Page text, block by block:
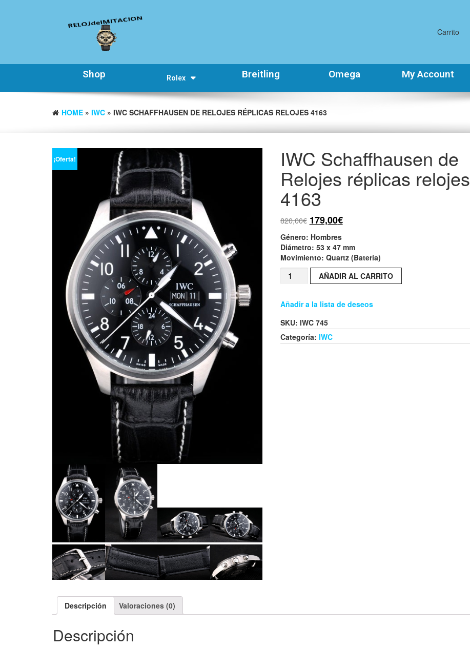
Carrito
Shop Rolex Breitling Omega My Account
HOME » IWC » IWC SCHAFFHAUSEN DE RELOJES RÉPLICAS RELOJES 4163
¡Oferta! IWC Schaffhausen de
Relojes réplicas relojes
4163
820,00€ 179,00€
Género: Hombres
Diámetro: 53 x 47 mm
Movimiento: Quartz (Batería)
AÑADIR AL CARRITO
Añadir a la lista de deseos
SKU: IWC 745
Categoría: IWC
Descripción Valoraciones (0)
Descripción